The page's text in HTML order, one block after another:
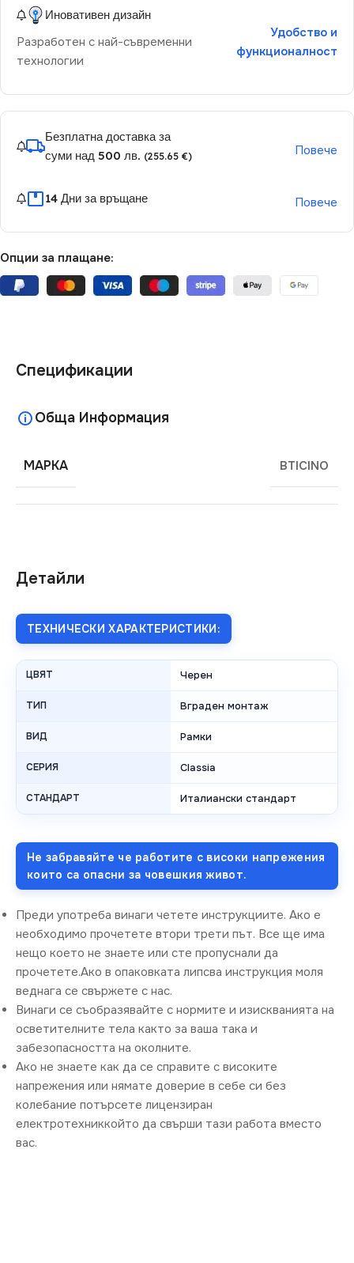
Иновативен дизайн
Разработен с най-съвременни
технологии
Удобство и
функционалност
Безплатна доставка за
суми над 500 лв. (255.65 €) Повече
14 Дни за връщане Повече
Опции за плащане:
Детайли
ТЕХНИЧЕСКИ ХАРАКТЕРИСТИКИ:
ЦВЯТ Черен
ТИП Вграден монтаж
ВИД Рамки
СЕРИЯ Classia
СТАНДАРТ Италиански стандарт
Не забравяйте че работите с високи напрежения
които са опасни за човешкия живот.
Преди употреба винаги четете инструкциите. Ако е
необходимо прочетете втори трети път. Все ще има
нещо което не знаете или сте пропуснали да
прочетете.Ако в опаковката липсва инструкция моля
веднага се свържете с нас.
Винаги се съобразявайте с нормите и изискванията на
осветителните тела както за ваша така и
забезопасността на околните.
Ако не знаете как да се справите с високите
напрежения или нямате доверие в себе си без
колебание потърсете лицензиран
електротехниккойто да свърши тази работа вместо
вас.
Спецификации
Обща Информация
МАРКА BTICINO